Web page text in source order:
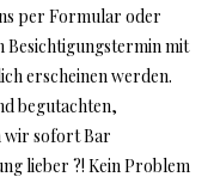
per Formular oder
Besichtigungstermin mit
erscheinen werden.
begutachten,
wir sofort Bar
lieber ?! Kein Problem